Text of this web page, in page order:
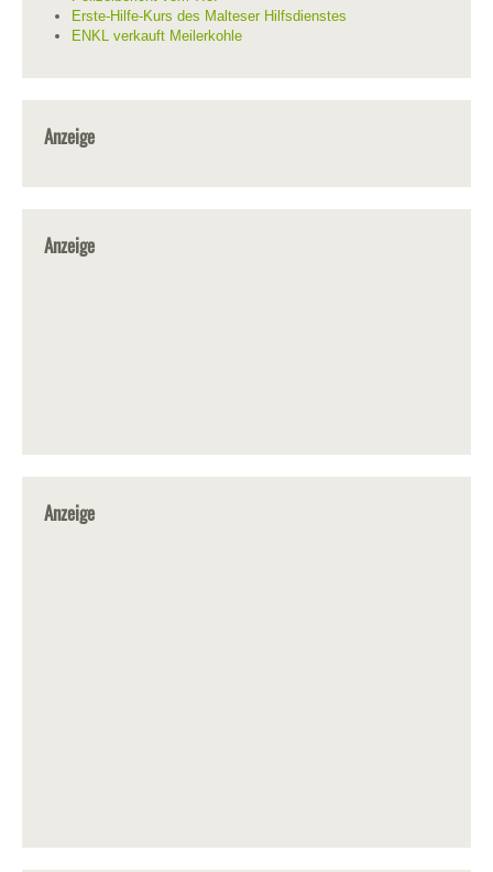
Erste-Hilfe-Kurs des Malteser Hilfsdienstes
ENKL verkauft Meilerkohle
Anzeige
Anzeige
Anzeige